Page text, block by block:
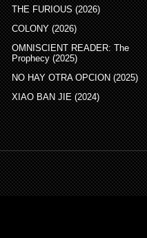
THE FURIOUS (2026)
COLONY (2026)
OMNISCIENT READER: The
Prophecy (2025)
NO HAY OTRA OPCION (2025)
XIAO BAN JIE (2024)